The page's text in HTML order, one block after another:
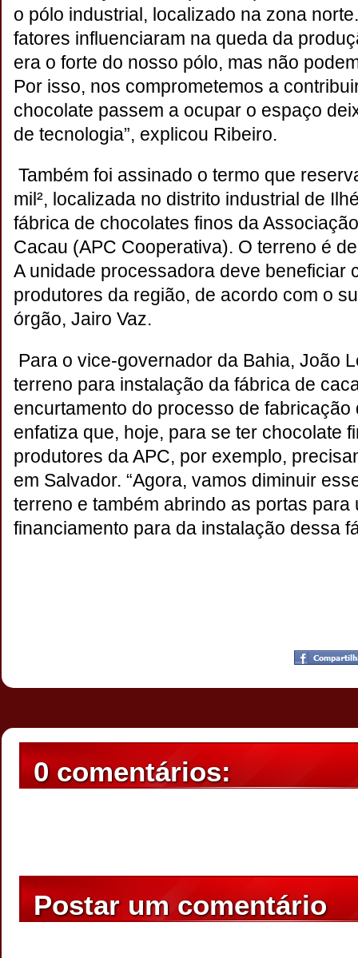
o pólo industrial, localizado na zona
fatores influenciaram na queda da
era o forte do nosso pólo, mas não
Por isso, nos comprometemos a
chocolate passem a ocupar o espaço
de tecnologia”, explicou Ribeiro.
Também foi assinado o termo que
mil², localizada no distrito industrial de
fábrica de chocolates finos da
Cacau (APC Cooperativa). O terreno é
A unidade processadora deve beneficiar
produtores da região, de acordo com o
órgão, Jairo Vaz.
Para o vice-governador da Bahia, João
terreno para instalação da fábrica de
encurtamento do processo de fabricação
enfatiza que, hoje, para se ter chocolate
produtores da APC, por exemplo,
em Salvador. “Agora, vamos diminuir
terreno e também abrindo as portas para
financiamento para da instalação dessa
17:39
0 comentários:
Postar um comentário